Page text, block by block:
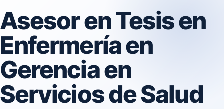
Asesor en Tesis en
Enfermería en
Gerencia en
Servicios de Salud